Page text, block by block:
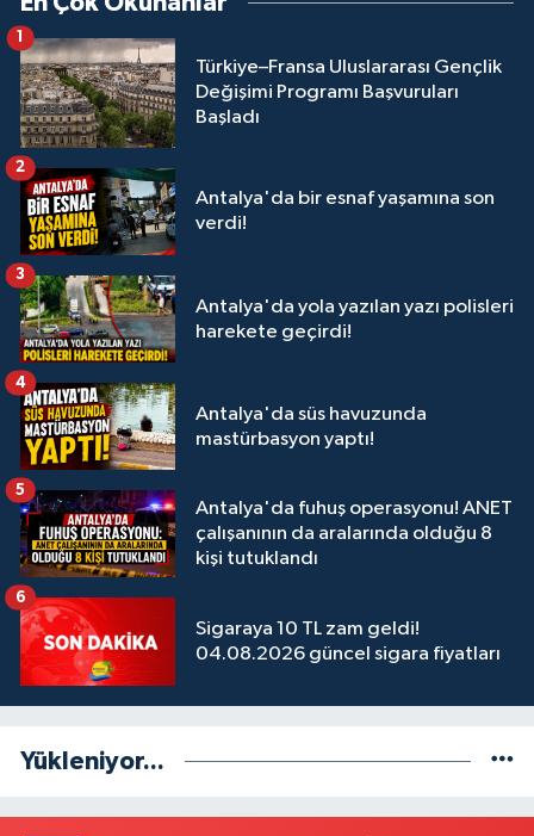
Türkiye–Fransa Uluslararası Gençlik
Değişimi Programı Başvuruları
Başladı
1
Antalya'da bir esnaf yaşamına son
verdi!
2
Antalya'da yola yazılan yazı polisleri
harekete geçirdi!
3
Antalya'da süs havuzunda
mastürbasyon yaptı!
4
Antalya'da fuhuş operasyonu! ANET
çalışanının da aralarında olduğu 8
kişi tutuklandı
5
Sigaraya 10 TL zam geldi!
04.08.2026 güncel sigara fiyatları
6
Yükleniyor...